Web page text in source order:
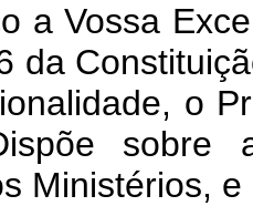
da
o
sobre
Ministérios,